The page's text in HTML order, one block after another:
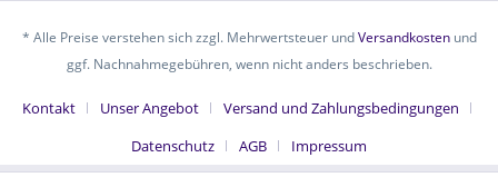
* Alle Preise verstehen sich zzgl. Mehrwertsteuer undVersandkostenund
ggf. Nachnahmegebühren, wenn nicht anders beschrieben.
Kontakt Unser Angebot
Versand und Zahlungsbedingungen
Datenschutz
AGB Impressum